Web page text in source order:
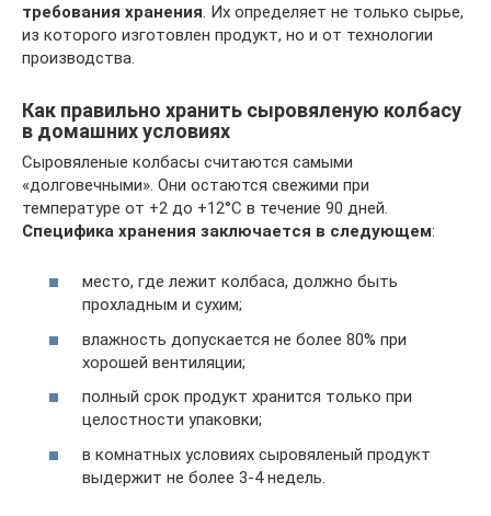
требования хранения . Их определяет не только сырье,
из которого изготовлен продукт, но и от технологии
производства.
Как правильно хранить сыровяленую колбасу
в домашних условиях
Сыровяленые колбасы считаются самыми
«долговечными». Они остаются свежими при
температуре от +2 до +12°С в течение 90 дней.
Специфика хранения заключается в следующем:
место, где лежит колбаса, должно быть
прохладным и сухим;
влажность допускается не более 80% при
хорошей вентиляции;
полный срок продукт хранится только при
целостности упаковки;
в комнатных условиях сыровяленый продукт
выдержит не более 3-4 недель.